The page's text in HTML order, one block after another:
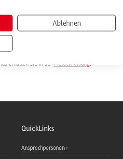
Praxis.
Auszeichnungen und zum
erhalten Sie in der Pressemeldung.
QuickLinks
Ansprechpersonen
Ablehnen